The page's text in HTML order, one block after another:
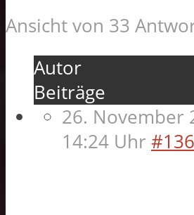
Ansicht von 33
Autor
Beiträge
26. November
14:24 Uhr